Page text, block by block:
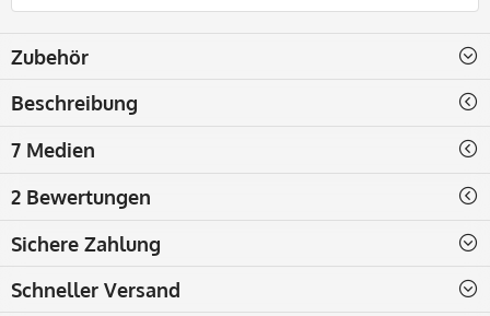
Zubehör
Beschreibung
7 Medien
2 Bewertungen
Sichere Zahlung
Schneller Versand